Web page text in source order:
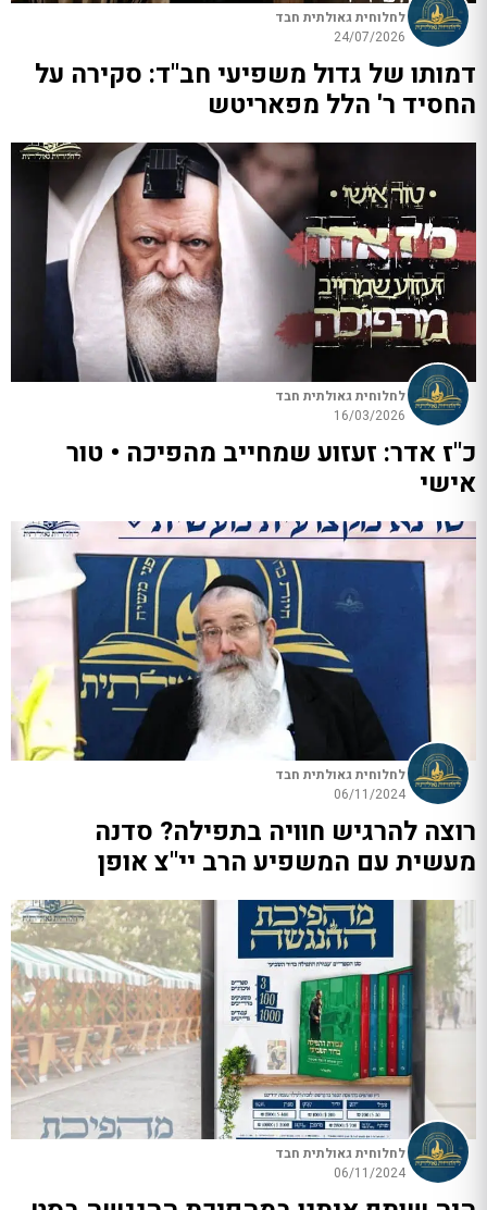
לחלוחית גאולתית חבד
24/07/2026
דמותו של גדול משפיעי חב"ד: סקירה על
החסיד ר' הלל מפאריטש
לחלוחית גאולתית חבד
16/03/2026
כ"ז אדר: זעזוע שמחייב מהפיכה • טור
אישי
לחלוחית גאולתית חבד
06/11/2024
רוצה להרגיש חוויה בתפילה? סדנה
מעשית עם המשפיע הרב יי"צ אופן
לחלוחית גאולתית חבד
06/11/2024